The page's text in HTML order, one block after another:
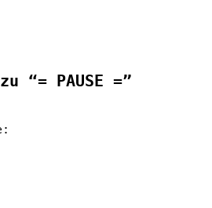
“= PAUSE =”